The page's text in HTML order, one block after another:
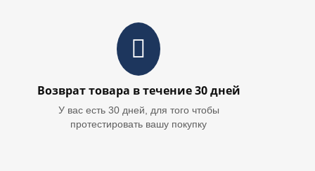
Возврат товара в течение 30 дней
У вас есть 30 дней, для того чтобы
протестировать вашу покупку